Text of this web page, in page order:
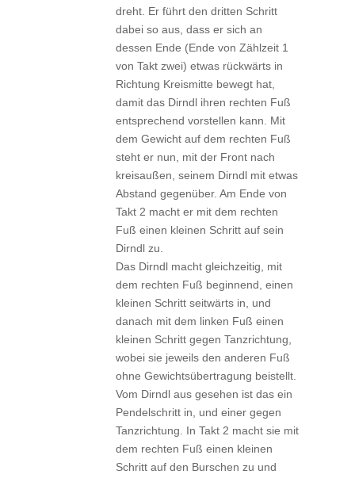
dreht. Er führt den dritten Schritt
dabei so aus, dass er sich an
dessen Ende (Ende von Zählzeit 1
von Takt zwei) etwas rückwärts in
Richtung Kreismitte bewegt hat,
damit das Dirndl ihren rechten Fuß
entsprechend vorstellen kann. Mit
dem Gewicht auf dem rechten Fuß
steht er nun, mit der Front nach
kreisaußen, seinem Dirndl mit etwas
Abstand gegenüber. Am Ende von
Takt 2 macht er mit dem rechten
Fuß einen kleinen Schritt auf sein
Dirndl zu.
Das Dirndl macht gleichzeitig, mit
dem rechten Fuß beginnend, einen
kleinen Schritt seitwärts in, und
danach mit dem linken Fuß einen
kleinen Schritt gegen Tanzrichtung,
wobei sie jeweils den anderen Fuß
ohne Gewichtsübertragung beistellt.
Vom Dirndl aus gesehen ist das ein
Pendelschritt in, und einer gegen
Tanzrichtung. In Takt 2 macht sie mit
dem rechten Fuß einen kleinen
Schritt auf den Burschen zu und